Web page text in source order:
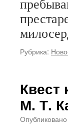
Рубрика:
Квест
М. Т.
Опубликовано